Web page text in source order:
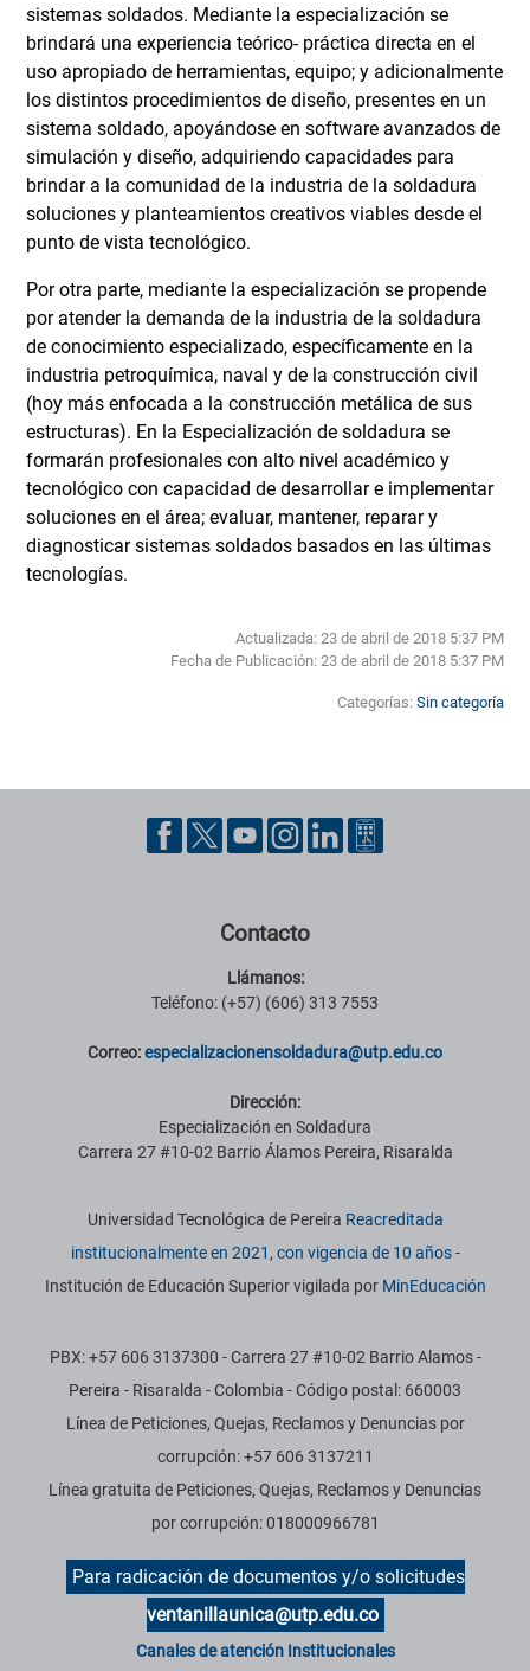
sistemas soldados. Mediante la especialización se
brindará una experiencia teórico- práctica directa en el
uso apropiado de herramientas, equipo; y adicionalmente
los distintos procedimientos de diseño, presentes en un
sistema soldado, apoyándose en software avanzados de
simulación y diseño, adquiriendo capacidades para
brindar a la comunidad de la industria de la soldadura
soluciones y planteamientos creativos viables desde el
punto de vista tecnológico.
Por otra parte, mediante la especialización se propende
por atender la demanda de la industria de la soldadura
de conocimiento especializado, específicamente en la
industria petroquímica, naval y de la construcción civil
(hoy más enfocada a la construcción metálica de sus
estructuras). En la Especialización de soldadura se
formarán profesionales con alto nivel académico y
tecnológico con capacidad de desarrollar e implementar
soluciones en el área; evaluar, mantener, reparar y
diagnosticar sistemas soldados basados en las últimas
tecnologías.
Actualizada: 23 de abril de 2018 5:37 PM
Fecha de Publicación: 23 de abril de 2018 5:37 PM
Categorías: Sin categoría
Pie de página con información de contacto, redes sociales y datos
Contacto
Llámanos:
Teléfono: (+57) (606) 313 7553
Correo:especializacionensoldadura@utp.edu.co
Dirección:
Especialización en Soldadura
Carrera 27 #10-02 Barrio Álamos Pereira, Risaralda
Información institucional
Universidad Tecnológica de Pereira Reacreditada
institucionalmente en 2021, con vigencia de 10 años-
Institución de Educación Superior vigilada por MinEducación
PBX: +57 606 3137300 - Carrera 27 #10-02 Barrio Alamos -
Pereira - Risaralda - Colombia - Código postal: 660003
Línea de Peticiones, Quejas, Reclamos y Denuncias por
corrupción: +57 606 3137211
Línea gratuita de Peticiones, Quejas, Reclamos y Denuncias
por corrupción: 018000966781
Para radicación de documentos y/o solicitudes
ventanillaunica@utp.edu.co
Canales de atención Institucionales